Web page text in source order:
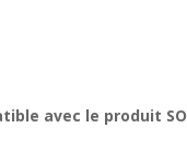
avec le produit